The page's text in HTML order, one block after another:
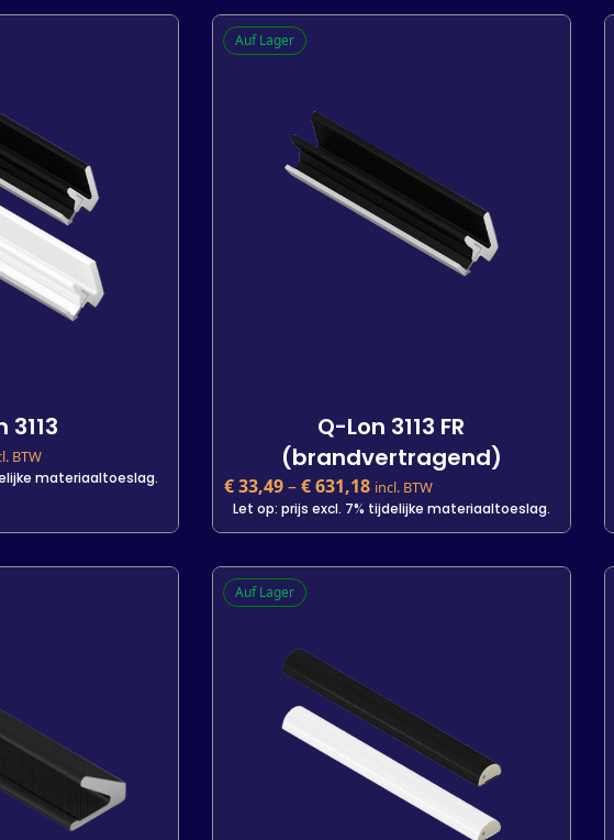
3109
materiaaltoeslag.
7 m
+
Q-Lon 3109 FR
(brandvertragend)
200 m
- +
In den Warenkorb
3113
BTW
materiaaltoeslag.
3113
+
Auf Lager
Q-Lon 3113 FR
(brandvertragend)
€33,49–€631,18 incl. BTW
Let op: prijs excl. 7% tijdelijke materiaaltoeslag.
Q-Lon 3113 FR
(brandvertragend)
Let op: prijs excl. 7% tijdelijke materiaaltoeslag.
25 m 400 m
- +
In den Warenkorb
Auf Lager